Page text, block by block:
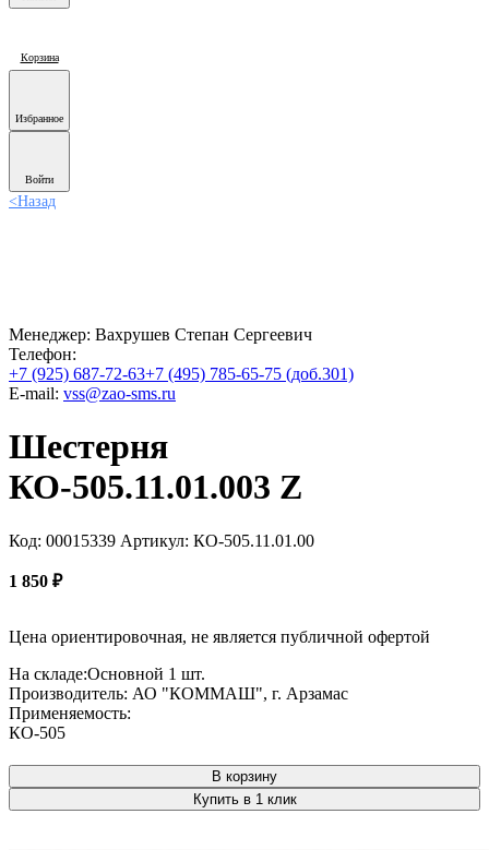
Корзина
Избранное
Войти
<Назад
Менеджер: Вахрушев Степан Сергеевич
Телефон:
+7 (925) 687-72-63+7 (495) 785-65-75 (доб.301)
E-mail: vss@zao-sms.ru
Шестерня
КО-505.11.01.003 Z
Код: 00015339 Артикул: КО-505.11.01.00
1 850 ₽
Цена ориентировочная, не является публичной офертой
На складе:Основной 1 шт.
Производитель: АО "КОММАШ", г. Арзамас
Применяемость:
КО-505
В корзину
Купить в 1 клик